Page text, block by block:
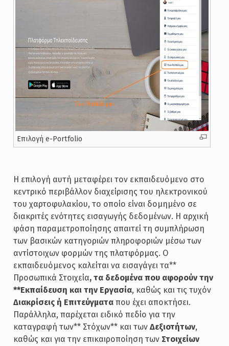
Επιλογή e-Portfolio
Η επιλογή αυτή μεταφέρει τον εκπαιδευόμενο στο
κεντρικό περιβάλλον διαχείρισης του ηλεκτρονικού
του χαρτοφυλακίου, το οποίο είναι δομημένο σε
διακριτές ενότητες εισαγωγής δεδομένων. Η αρχική
φάση παραμετροποίησης απαιτεί τη συμπλήρωση
των βασικών κατηγοριών πληροφοριών μέσω των
αντίστοιχων φορμών της πλατφόρμας. Ο
εκπαιδευόμενος καλείται να εισαγάγει τα**
Προσωπικά Στοιχεία, τα δεδομένα που αφορούν την
**Εκπαίδευση και την Εργασία, καθώς και τις τυχόν
Διακρίσεις ή Επιτεύγματαπου έχει αποκτήσει.
Παράλληλα, παρέχεται ειδικό πεδίο για την
καταγραφή των** Στόχων** και των Δεξιοτήτων,
καθώς και για την επικαιροποίηση των Στοιχείων